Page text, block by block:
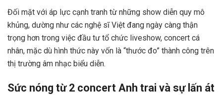
Đối mặt với áp lực cạnh tranh từ những show diễn quy mô
khủng, dường như các nghệ sĩ Việt đang ngày càng thận
trọng hơn trong việc đầu tư tổ chức liveshow, concert cá
nhân, mặc dù hình thức này vốn là “thước đo” thành công trên
thị trường âm nhạc biểu diễn.
Sức nóng từ 2 concert Anh trai và sự lấn át